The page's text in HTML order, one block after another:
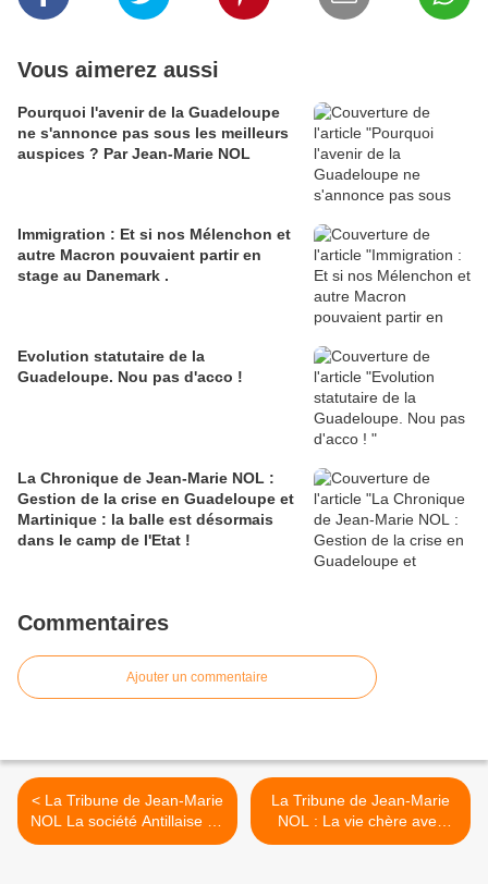
Vous aimerez aussi
Pourquoi l'avenir de la Guadeloupe
ne s'annonce pas sous les meilleurs
auspices ? Par Jean-Marie NOL
Immigration : Et si nos Mélenchon et
autre Macron pouvaient partir en
stage au Danemark .
Evolution statutaire de la
Guadeloupe. Nou pas d'acco !
La Chronique de Jean-Marie NOL :
Gestion de la crise en Guadeloupe et
Martinique : la balle est désormais
dans le camp de l'Etat !
Commentaires
Ajouter un commentaire
< La Tribune de Jean-Marie
NOL La société Antillaise en
mutation est à un point de
La Tribune de Jean-Marie
NOL : La vie chère avec
des prix de plus en plus